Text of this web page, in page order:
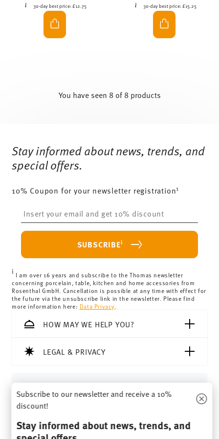
30-day best price:£12.75 30-day best price: £15.25
You have seen 8 of 8 products
Stay informed about news, trends, and
special offers.
10% Coupon for your newsletter registration1
SUBSCRIBEi
i I am over 16 years and subscribe to the Thomas newsletter
concerning porcelain, table, kitchen and home accessories from
Rosenthal GmbH. Cancellation is possible at any time with effect for
the future via the unsubscribe link in the newsletter. Please find
more information here: Data Privacy
HOW MAY WE HELP YOU?
LEGAL & PRIVACY
WITHDRAW CONTRACT
Subscribe to our newsletter and receive a 10%
discount!
Stay informed about news, trends, and